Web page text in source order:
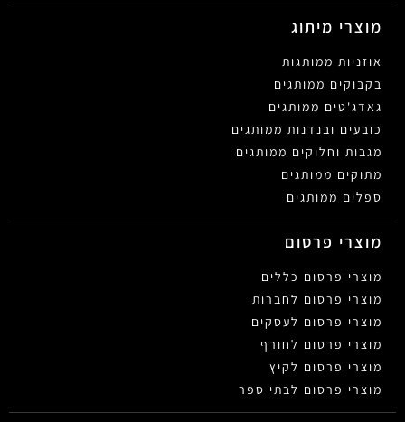
מוצרי מיתוג
אוזניות ממותגות
בקבוקים ממותגים
גאדג'טים ממותגים
כובעים ובנדנות ממותגים
מגבות וחלוקים ממותגים
מתוקים ממותגים
ספלים ממותגים
מוצרי פרסום
מוצרי פרסום כללים
מוצרי פרסום לחברות
מוצרי פרסום לעסקים
מוצרי פרסום לחורף
מוצרי פרסום לקיץ
מוצרי פרסום לבתי ספר